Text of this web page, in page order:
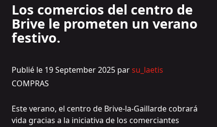
Los comercios del centro de
Brive le prometen un verano
festivo.
Publié le 19 September 2025 parsu_laetis
COMPRAS
Este verano, el centro de Brive-la-Gaillarde cobrará
vida gracias a la iniciativa de los comerciantes